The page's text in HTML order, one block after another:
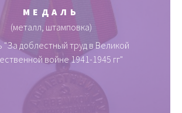
МЕДАЛЬ
(металл, штамповка)
"За доблестный труд в Великой
войне 1941-1945 гг"